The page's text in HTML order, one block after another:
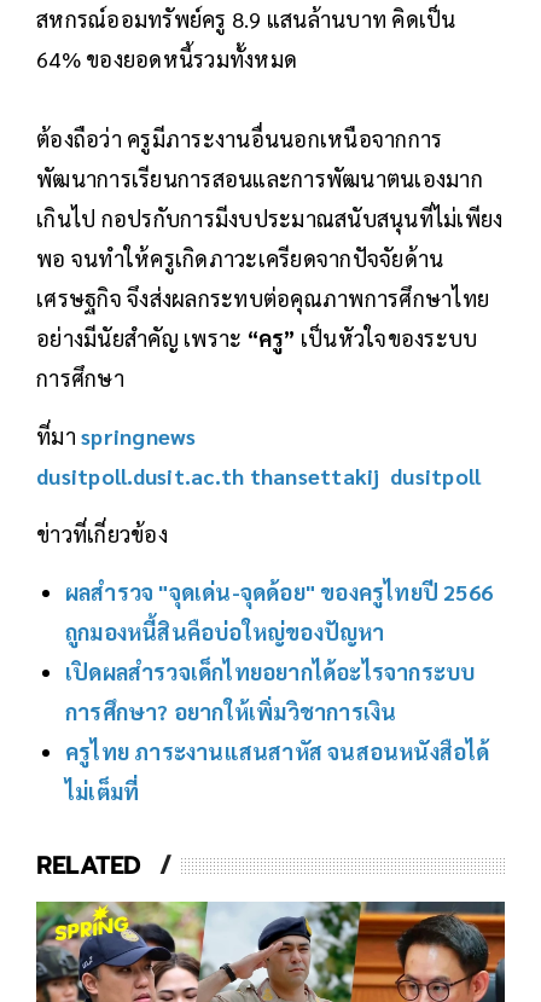
สหกรณ์ออมทรัพย์ครู 8.9 แสนล้านบาท คิดเป็น
64% ของยอดหนี้รวมทั้งหมด
ต้องถือว่า ครูมีภาระงานอื่นนอกเหนือจากการ
พัฒนาการเรียนการสอนและการพัฒนาตนเองมาก
เกินไป กอปรกับการมีงบประมาณสนับสนุนที่ไม่เพียง
พอ จนทําให้ครูเกิดภาวะเครียดจากปัจจัยด้าน
เศรษฐกิจ จึงส่งผลกระทบต่อคุณภาพการศึกษาไทย
อย่างมีนัยสําคัญ เพราะ “ครู” เป็นหัวใจของระบบ
การศึกษา
ที่มา springnews
dusitpoll.dusit.ac.th thansettakij dusitpoll
ข่าวที่เกี่ยวข้อง
ผลสำรวจ "จุดเด่น-จุดด้อย" ของครูไทยปี 2566
ถูกมองหนี้สินคือบ่อใหญ่ของปัญหา
เปิดผลสำรวจเด็กไทยอยากได้อะไรจากระบบ
การศึกษา? อยากให้เพิ่มวิชาการเงิน
ครูไทย ภาระงานแสนสาหัส จนสอนหนังสือได้
ไม่เต็มที่
RELATED